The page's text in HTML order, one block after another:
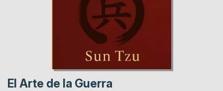
El Arte de la Guerra